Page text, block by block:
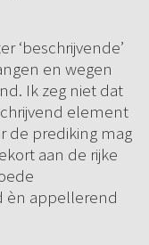
‘beschrijvende’
en wegen
Ik zeg niet dat
element
de prediking mag
aan de rijke
èn appellerend